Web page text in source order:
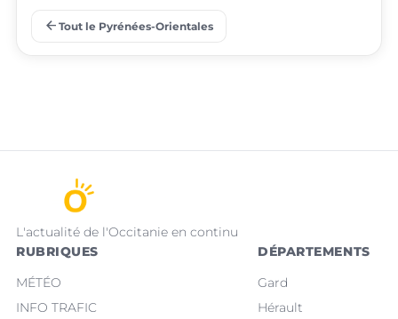
place
arrow_back Tout le Pyrénées-Orientales
L'actualité de l'Occitanie en continu
RUBRIQUES
MÉTÉO
INFO TRAFIC
DÉPARTEMENTS
Gard
Hérault